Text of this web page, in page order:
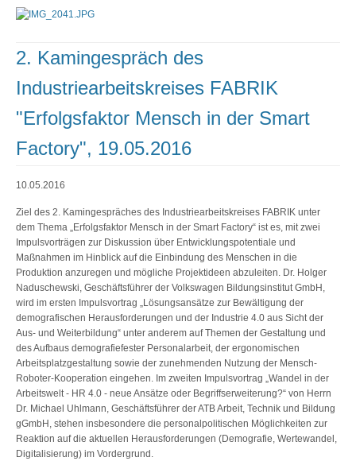
2. Kamingespräch des
Industriearbeitskreises FABRIK
"Erfolgsfaktor Mensch in der Smart
Factory", 19.05.2016
10.05.2016
Ziel des 2. Kamingespräches des Industriearbeitskreises FABRIK unter
dem Thema „Erfolgsfaktor Mensch in der Smart Factory“ ist es, mit zwei
Impulsvorträgen zur Diskussion über Entwicklungspotentiale und
Maßnahmen im Hinblick auf die Einbindung des Menschen in die
Produktion anzuregen und mögliche Projektideen abzuleiten. Dr. Holger
Naduschewski, Geschäftsführer der Volkswagen Bildungsinstitut GmbH,
wird im ersten Impulsvortrag „Lösungsansätze zur Bewältigung der
demografischen Herausforderungen und der Industrie 4.0 aus Sicht der
Aus- und Weiterbildung“ unter anderem auf Themen der Gestaltung und
des Aufbaus demografiefester Personalarbeit, der ergonomischen
Arbeitsplatzgestaltung sowie der zunehmenden Nutzung der Mensch-
Roboter-Kooperation eingehen. Im zweiten Impulsvortrag „Wandel in der
Arbeitswelt - HR 4.0 - neue Ansätze oder Begriffserweiterung?“ von Herrn
Dr. Michael Uhlmann, Geschäftsführer der ATB Arbeit, Technik und Bildung
gGmbH, stehen insbesondere die personalpolitischen Möglichkeiten zur
Reaktion auf die aktuellen Herausforderungen (Demografie, Wertewandel,
Digitalisierung) im Vordergrund.